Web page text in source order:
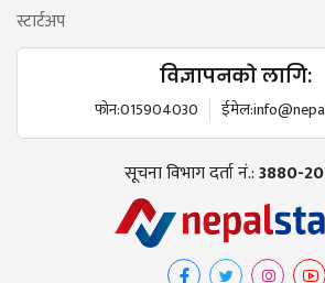
स्टार्टअप
विज्ञापनको लागि:
फोन:015904030 ईमेल:
सूचना विभाग दर्ता नं.:3880-